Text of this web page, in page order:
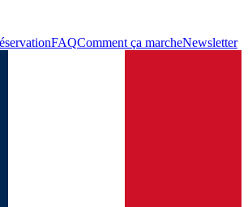
FAQComment ça marcheNewsletter